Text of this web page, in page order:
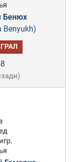
Бенюх
Benyukh)
)